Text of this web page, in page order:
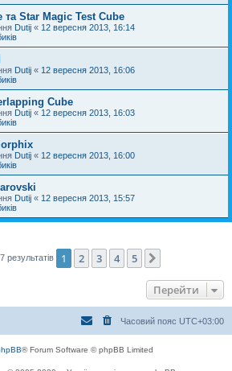
Star Magic Test Cube
Dutij « 12 вересня 2013, 16:14
Dutij « 12 вересня 2013, 16:06
Cube
Dutij « 12 вересня 2013, 16:03
Dutij « 12 вересня 2013, 16:00
Dutij « 12 вересня 2013, 15:57
результатів 1 2 3 4 5
Перейти
Часовий пояс UTC+03:00
® Forum Software © phpBB Limited